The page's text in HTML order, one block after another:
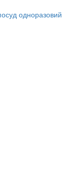
одноразовий